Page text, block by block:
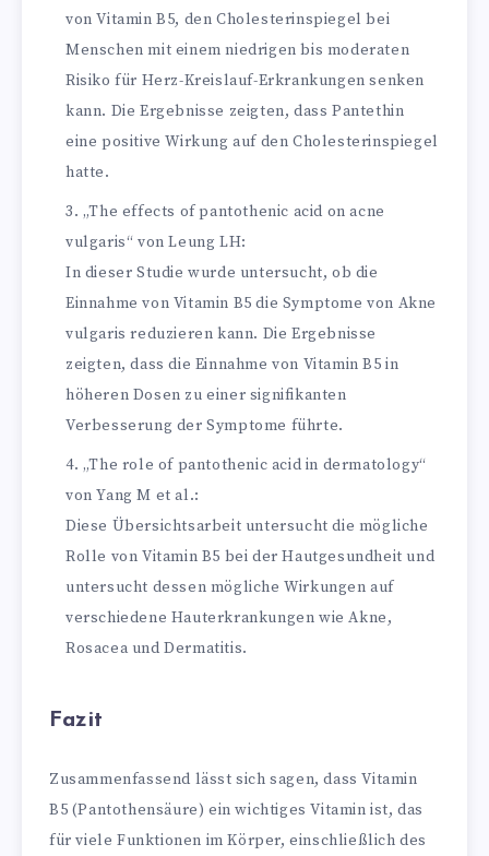
von Vitamin B5, den Cholesterinspiegel bei
Menschen mit einem niedrigen bis moderaten
Risiko für Herz-Kreislauf-Erkrankungen senken
kann. Die Ergebnisse zeigten, dass Pantethin
eine positive Wirkung auf den Cholesterinspiegel
hatte.
„The effects of pantothenic acid on acne
vulgaris“ von Leung LH:
In dieser Studie wurde untersucht, ob die
Einnahme von Vitamin B5 die Symptome von Akne
vulgaris reduzieren kann. Die Ergebnisse
zeigten, dass die Einnahme von Vitamin B5 in
höheren Dosen zu einer signifikanten
Verbesserung der Symptome führte.
„The role of pantothenic acid in dermatology“
von Yang M et al.:
Diese Übersichtsarbeit untersucht die mögliche
Rolle von Vitamin B5 bei der Hautgesundheit und
untersucht dessen mögliche Wirkungen auf
verschiedene Hauterkrankungen wie Akne,
Rosacea und Dermatitis.
Fazit
Zusammenfassend lässt sich sagen, dass Vitamin
B5 (Pantothensäure) ein wichtiges Vitamin ist, das
für viele Funktionen im Körper, einschließlich des